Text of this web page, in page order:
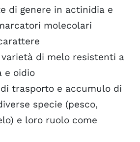
di genere in actinidia e
molecolari
varietà di melo resistenti a
e oidio
trasporto e accumulo di
specie (pesco,
e loro ruolo come